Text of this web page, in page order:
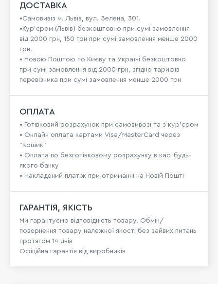
ДОСТАВКА
•Самовивіз м. Львів, вул. Зелена, 301.
•Кур'єром (Львів) безкоштовно при сумі замовлення
від 2000 грн, 150 грн при сумі замовлення менше 2000
грн.
• Новою Поштою по Києву та Україні безкоштовно
при сумі замовлення від 2000 грн, згідно тарифів
перевізника при сумі замовлення менше 2000 грн
ОПЛАТА
• Готівковий розрахунок при самовивозі та з кур’єром
• Онлайн оплата картами Visa/MasterCard через
"Кошик"
• Оплата по безготівковому розрахунку в касі будь-
якого банку
• Накладений платіж при отриманні на Новій Пошті
ГАРАНТІЯ, ЯКІСТЬ
Ми гарантуємо відповідність товару. Обмін/
повернення товару належної якості без зайвих питань
протягом 14 днів
Офіційна гарантія від виробників